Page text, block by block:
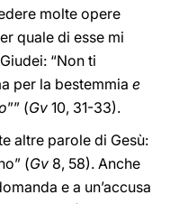
molte opere
quale di esse mi
“Non ti
per la bestemmia e
”” (Gv 10, 31-33).
altre parole di Gesù:
(Gv 8, 58). Anche
e a un’accusa